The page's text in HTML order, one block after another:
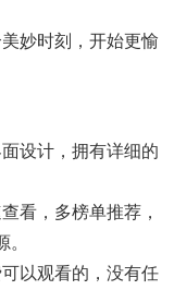
妙时刻，开始更愉
设计，拥有详细的
看，多榜单推荐，
以观看的，没有任